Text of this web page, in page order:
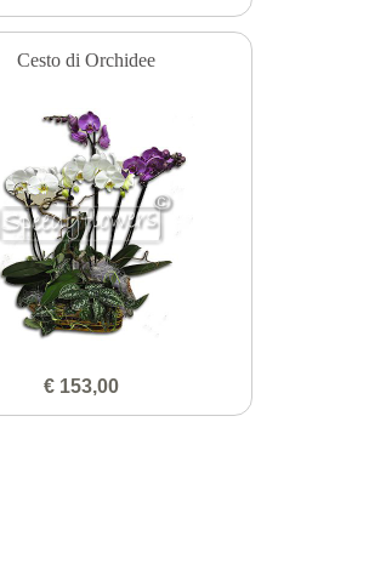
Cesto di Orchidee
€ 153,00